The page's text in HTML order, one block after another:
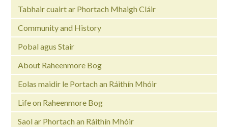
Tabhair cuairt ar Phortach Mhaigh Cláir
Community and History
Pobal agus Stair
About Raheenmore Bog
Eolas maidir le Portach an Ráithín Mhóir
Life on Raheenmore Bog
Saol ar Phortach an Ráithín Mhóir